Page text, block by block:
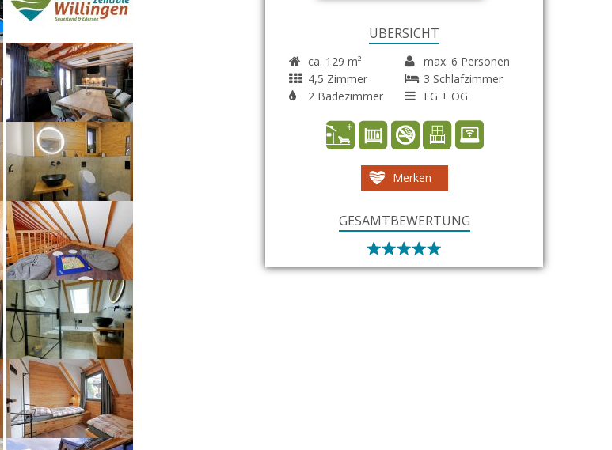
ÜBERSICHT
ca. 129 m²
max. 6 Personen
4,5 Zimmer
3 Schlafzimmer
2 Badezimmer
EG + OG
Merken
GESAMTBEWERTUNG